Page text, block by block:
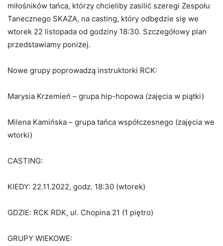
miłośników tańca, którzy chcieliby zasilić szeregi Zespołu
Tanecznego SKAZA, na casting, który odbędzie się we
wtorek 22 listopada od godziny 18:30. Szczegółowy plan
przedstawiamy poniżej.
Nowe grupy poprowadzą instruktorki RCK:
Marysia Krzemień – grupa hip-hopowa (zajęcia w piątki)
Milena Kamińska – grupa tańca współczesnego (zajęcia we
wtorki)
CASTING:
KIEDY: 22.11.2022, godz. 18:30 (wtorek)
GDZIE: RCK RDK, ul. Chopina 21 (1 piętro)
GRUPY WIEKOWE: